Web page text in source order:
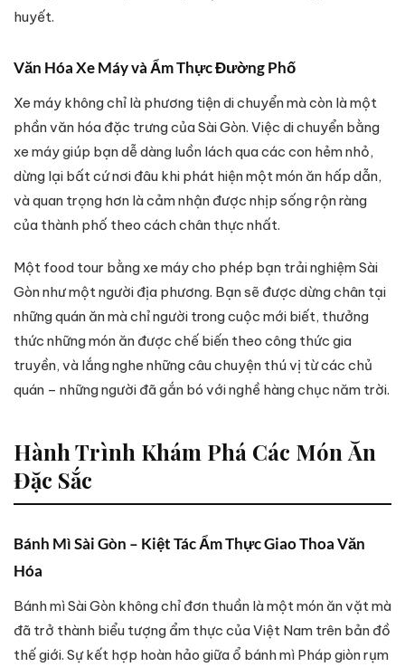
huyết.
Văn Hóa Xe Máy và Ẩm Thực Đường Phố
Xe máy không chỉ là phương tiện di chuyển mà còn là một
phần văn hóa đặc trưng của Sài Gòn. Việc di chuyển bằng
xe máy giúp bạn dễ dàng luồn lách qua các con hẻm nhỏ,
dừng lại bất cứ nơi đâu khi phát hiện một món ăn hấp dẫn,
và quan trọng hơn là cảm nhận được nhịp sống rộn ràng
của thành phố theo cách chân thực nhất.
Một food tour bằng xe máy cho phép bạn trải nghiệm Sài
Gòn như một người địa phương. Bạn sẽ được dừng chân tại
những quán ăn mà chỉ người trong cuộc mới biết, thưởng
thức những món ăn được chế biến theo công thức gia
truyền, và lắng nghe những câu chuyện thú vị từ các chủ
quán – những người đã gắn bó với nghề hàng chục năm trời.
Hành Trình Khám Phá Các Món Ăn
Đặc Sắc
Bánh Mì Sài Gòn – Kiệt Tác Ẩm Thực Giao Thoa Văn
Hóa
Bánh mì Sài Gòn không chỉ đơn thuần là một món ăn vặt mà
đã trở thành biểu tượng ẩm thực của Việt Nam trên bản đồ
thế giới. Sự kết hợp hoàn hảo giữa ổ bánh mì Pháp giòn rụm